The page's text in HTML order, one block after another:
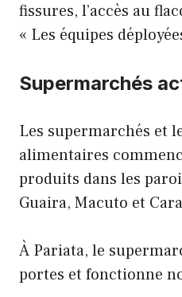
fissures, l’accès au
« Les équipes
Supermarchés
Les supermarchés et
alimentaires
produits dans les
Guaira, Macuto et
À Pariata, le
portes et fonctionne